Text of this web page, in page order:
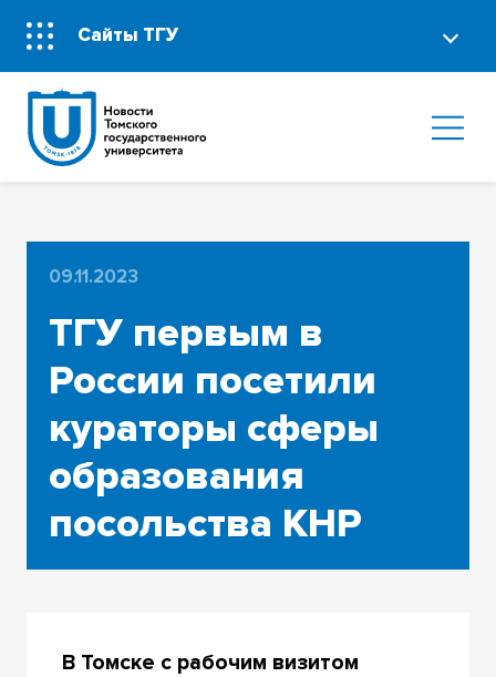
Сайты ТГУ
09.11.2023
ТГУ первым в
России посетили
кураторы сферы
образования
посольства КНР
В Томске с рабочим визитом